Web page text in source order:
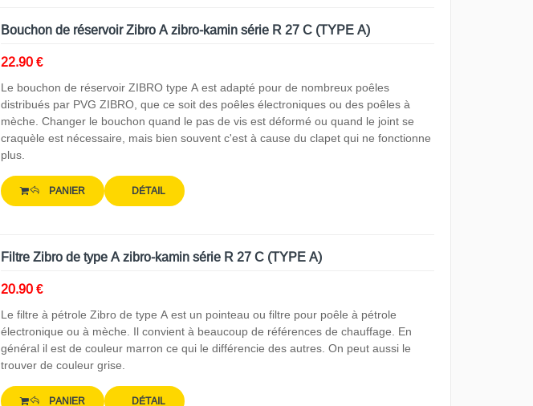
Bouchon de réservoir Zibro A zibro-kamin série R 27 C (TYPE A)
22.90 €
Le bouchon de réservoir ZIBRO type A est adapté pour de nombreux poêles
distribués par PVG ZIBRO, que ce soit des poêles électroniques ou des poêles à
mèche. Changer le bouchon quand le pas de vis est déformé ou quand le joint se
craquèle est nécessaire, mais bien souvent c'est à cause du clapet qui ne fonctionne
plus.
PANIER DÉTAIL
Filtre Zibro de type A zibro-kamin série R 27 C (TYPE A)
20.90 €
Le filtre à pétrole Zibro de type A est un pointeau ou filtre pour poêle à pétrole
électronique ou à mèche. Il convient à beaucoup de références de chauffage. En
général il est de couleur marron ce qui le différencie des autres. On peut aussi le
trouver de couleur grise.
PANIER DÉTAIL